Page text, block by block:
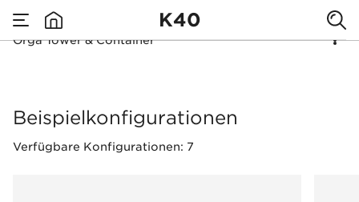
K40
Orga Tower & Container
Orga Tower &
Beispielkonfigurationen
Verfügbare Konfigurationen: 7